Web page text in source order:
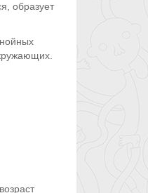
образует